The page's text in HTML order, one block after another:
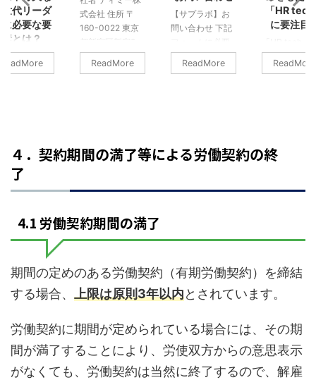
代リーダ
必要な要
素とは？
代のリーダ
育てたいと
ません。リ
ーとは先頭
つポジショ
もあります
チームをま
を上げてい
ければなら
ので大きな
。そこで今
リーダーに
な要素や、
代のリーダ
ReadMore
式会社 住所 〒
160-0022 東京
都新宿区新宿2-
5-12
FORECAST新宿
ックオフィスア
ット相談&コンサ
ル web人事部
ラインサロン 人
事革命SC ・各種
セミナー・イベ
研修の企画・実
施 取引銀行 三井
住友銀行、みず
ほ銀行
ReadMore
【サプラボ】お
問い合わせ 下記
項目をご入力
後、送信してく
会社名 *必須 ●
い合わせ項目：1
さい。 * サプラ
ボ記事について
バックオフィス
グ 社外管理部
Adjustについて
チャット相談＆
コンサル web人
ReadMore
「HR
に要注目
「Human
成に始まり、
に革新的だと
「HR tech」
業にとって、
体的にどのよ
たらすのか見
いきましょう
目次 求人・
にかかるコス
ReadMore
４．契約期間の満了等による労働契約の終
了
4.1 労働契約期間の満了
期間の定めのある労働契約（有期労働契約）を締結
する場合、 上限は原則3年以内とされています。
労働契約に期間が定められている場合には、その期
間が満了することにより、労使双方からの意思表示
がなくても、労働契約は当然に終了するので、解雇